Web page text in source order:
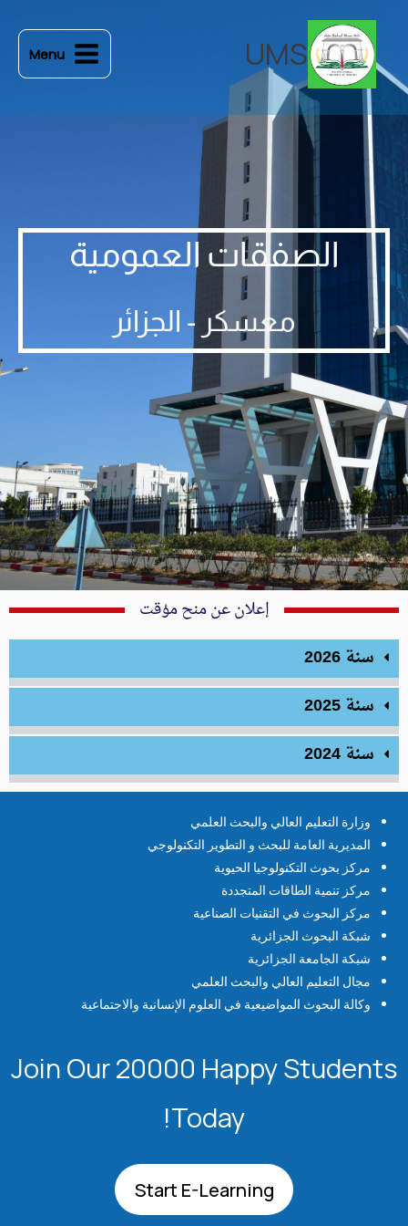
المحتوى
UMS
Menu
الصفقات العمومية
معسكر - الجزائر
إعلان عن منح مؤقت
سنة 2026
سنة 2025
سنة 2024
وزارة التعليم العالي والبحث العلمي
المديرية العامة للبحث و التطوير التكنولوجي
مركز بحوث التكنولوجيا الحيوية
مركز تنمية الطاقات المتجددة
مركز البحوث في التقنيات الصناعية
شبكة البحوث الجزائرية
شبكة الجامعة الجزائرية
مجال التعليم العالي والبحث العلمي
وكالة البحوث المواضيعية في العلوم الإنسانية والاجتماعية
Join Our 20000 Happy Students​
Today!
Start E-Learning